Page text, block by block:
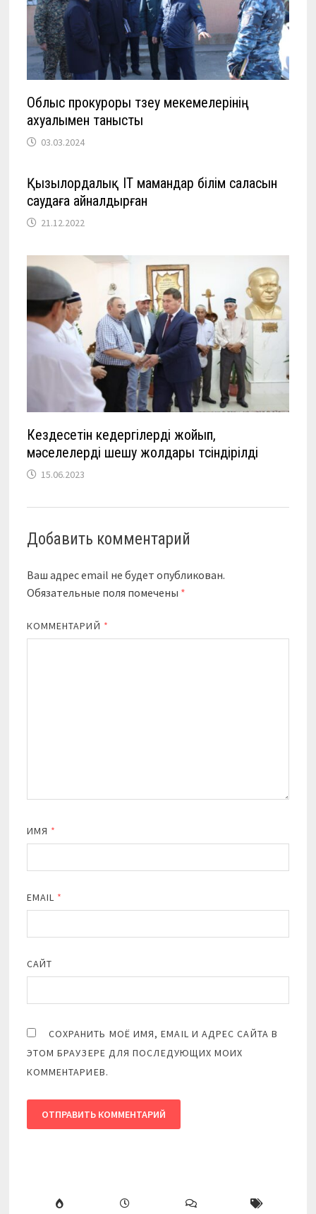
Облыс прокуроры түзеу мекемелерінің
ахуалымен танысты
03.03.2024
Қызылордалық IT мамандар білім саласын
саудаға айналдырған
21.12.2022
Кездесетін кедергілерді жойып,
мәселелерді шешу жолдары түсіндірілді
15.06.2023
Добавить комментарий
Ваш адрес email не будет опубликован.
Обязательные поля помечены *
КОММЕНТАРИЙ *
ИМЯ *
EMAIL *
САЙТ
СОХРАНИТЬ МОЁ ИМЯ, EMAIL И АДРЕС САЙТА В
ЭТОМ БРАУЗЕРЕ ДЛЯ ПОСЛЕДУЮЩИХ МОИХ
КОММЕНТАРИЕВ.